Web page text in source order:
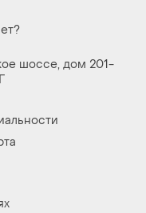
шоссе, дом 201-